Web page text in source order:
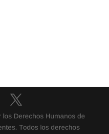
Derechos Humanos de
Todos los derechos